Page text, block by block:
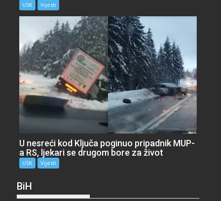
USK Vijesti
U nesreći kod Ključa poginuo pripadnik MUP-
a RS, ljekari se drugom bore za život
USK Vijesti
BiH